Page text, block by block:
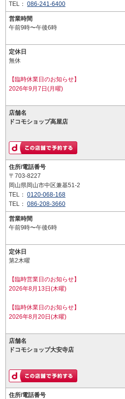
TEL： 086-241-6400
営業時間
午前9時〜午後6時
定休日
無休
【臨時休業日のお知らせ】
2026年9月7日(月曜)
店舗名
ドコモショップ高屋店
住所/電話番号
〒703-8227
岡山県岡山市中区兼基51-2
TEL： 0120-068-168
TEL： 086-208-3660
営業時間
午前9時〜午後6時
定休日
第2木曜
【臨時営業日のお知らせ】
2026年8月13日(木曜)
【臨時休業日のお知らせ】
2026年8月20日(木曜)
店舗名
ドコモショップ大安寺店
住所/電話番号